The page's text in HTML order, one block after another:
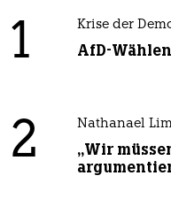
1 Krise der
AfD-
2 Nathanael
„Wir